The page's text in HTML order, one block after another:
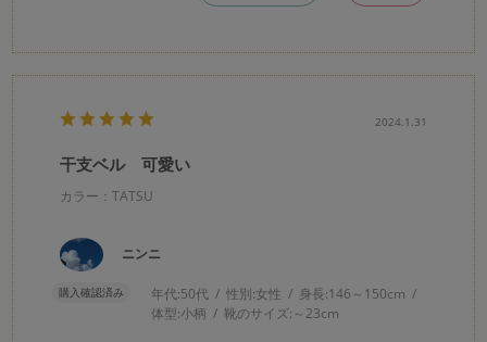
2024.1.31
干支ベル 可愛い
カラー：TATSU
ニンニ
購入確認済み 年代:50代 性別:女性 身長:146～150cm
体型:小柄 靴のサイズ: ～23cm